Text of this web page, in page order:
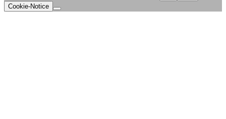
Cookie-Notice